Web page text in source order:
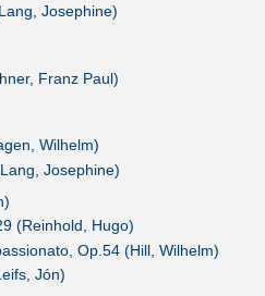
Josephine)
Franz Paul)
Wilhelm)
Josephine)
(Reinhold, Hugo)
Op.54 (Hill, Wilhelm)
Jón)